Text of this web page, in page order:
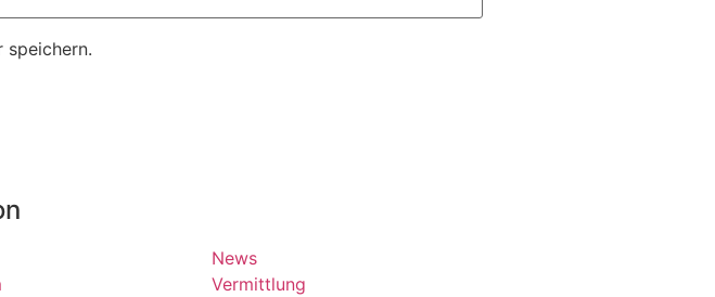
speichern.
News
Vermittlung